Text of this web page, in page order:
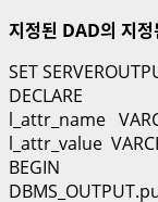
지정된 DAD의 지정
SET
DECLARE
l_attr_name
l_attr_value
BEGIN